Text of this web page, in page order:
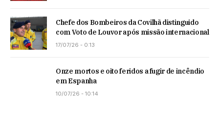
Chefe dos Bombeiros da Covilhã distinguido
com Voto de Louvor após missão internacional
17/07/26 - 0:13
Onze mortos e oito feridos a fugir de incêndio
em Espanha
10/07/26 - 10:14